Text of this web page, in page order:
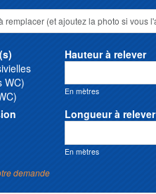
WC)
Hauteur à relever
En mètres
Longueur à relever
En mètres
demande